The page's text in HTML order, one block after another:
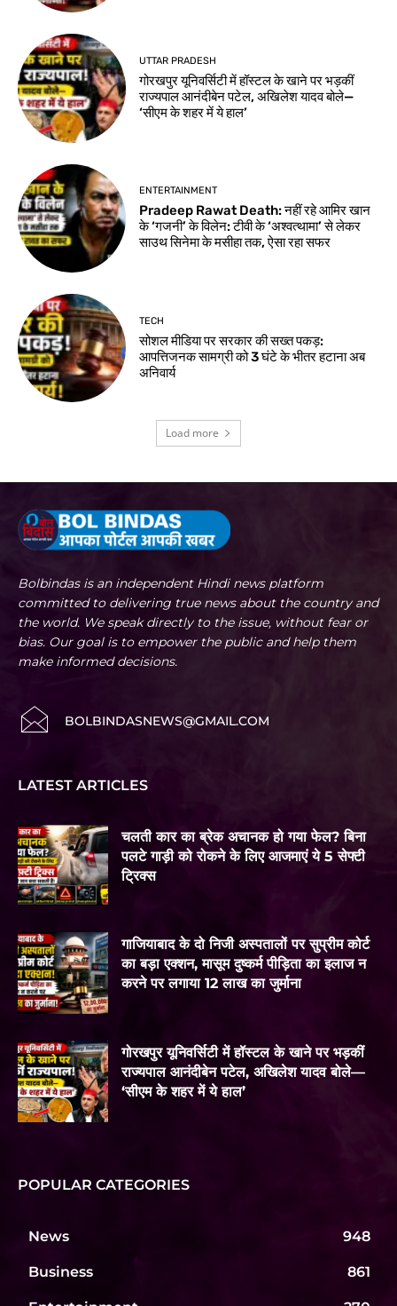
UTTAR PRADESH
गोरखपुर यूनिवर्सिटी में हॉस्टल के खाने पर भड़कीं
राज्यपाल आनंदीबेन पटेल, अखिलेश यादव बोले—
‘सीएम के शहर में ये हाल’
ENTERTAINMENT
Pradeep Rawat Death: नहीं रहे आमिर खान
के ‘गजनी’ के विलेन: टीवी के ‘अश्वत्थामा’ से लेकर
साउथ सिनेमा के मसीहा तक, ऐसा रहा सफर
TECH
सोशल मीडिया पर सरकार की सख्त पकड़:
आपत्तिजनक सामग्री को 3 घंटे के भीतर हटाना अब
अनिवार्य
Load more
Bolbindas is an independent Hindi news platform
committed to delivering true news about the country and
the world. We speak directly to the issue, without fear or
bias. Our goal is to empower the public and help them
make informed decisions.
BOLBINDASNEWS@GMAIL.COM
LATEST ARTICLES
चलती कार का ब्रेक अचानक हो गया फेल? बिना
पलटे गाड़ी को रोकने के लिए आजमाएं ये 5 सेफ्टी
ट्रिक्स
गाजियाबाद के दो निजी अस्पतालों पर सुप्रीम कोर्ट
का बड़ा एक्शन, मासूम दुष्कर्म पीड़िता का इलाज न
करने पर लगाया 12 लाख का जुर्माना
गोरखपुर यूनिवर्सिटी में हॉस्टल के खाने पर भड़कीं
राज्यपाल आनंदीबेन पटेल, अखिलेश यादव बोले—
‘सीएम के शहर में ये हाल’
POPULAR CATEGORIES
News 948
Business 861